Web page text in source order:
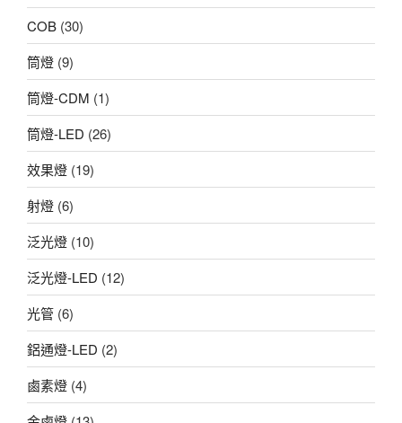
COB (30)
筒燈 (9)
筒燈-CDM (1)
筒燈-LED (26)
效果燈 (19)
射燈 (6)
泛光燈 (10)
泛光燈-LED (12)
光管 (6)
鋁通燈-LED (2)
鹵素燈 (4)